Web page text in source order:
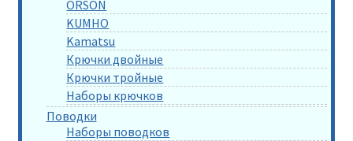
ORSON
KUMHO
Kamatsu
Крючки двойные
Крючки тройные
Наборы крючков
Поводки
Наборы поводков